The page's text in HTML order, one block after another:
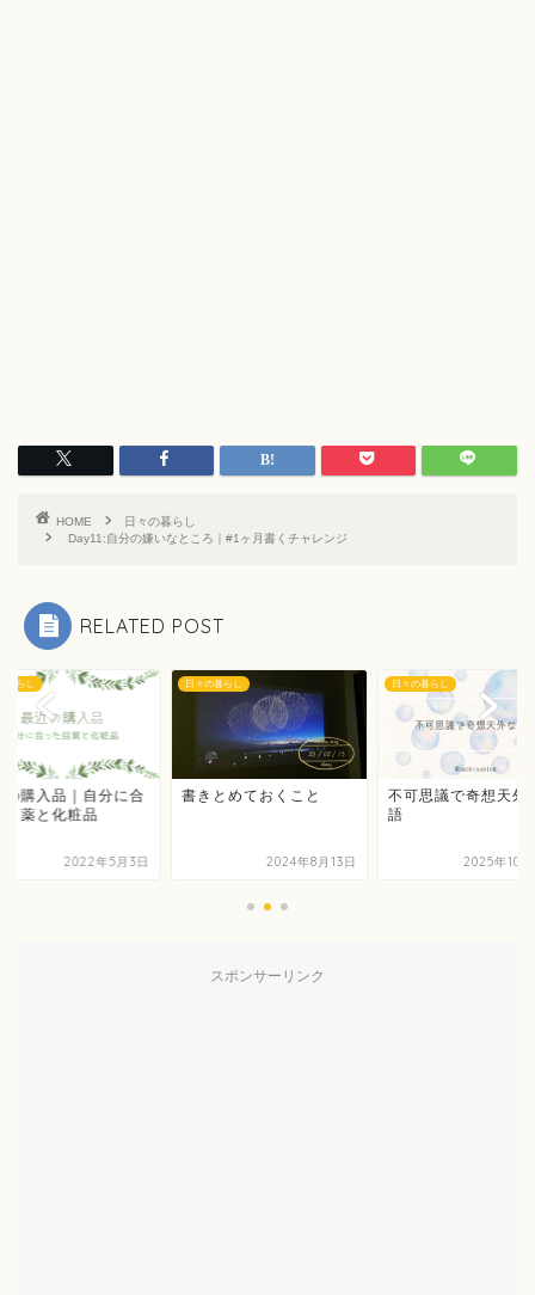
HOME
日々の暮らし
Day11:自分の嫌いなところ｜#1ヶ月書くチャレンジ
RELATED POST
暮らし
の購入品｜自分に合
目薬と化粧品
2022年5月3日
日々の暮らし
書きとめておくこと
2024年8月13日
日々の暮らし
不可思議で奇想天外
語
2025年10
スポンサーリンク